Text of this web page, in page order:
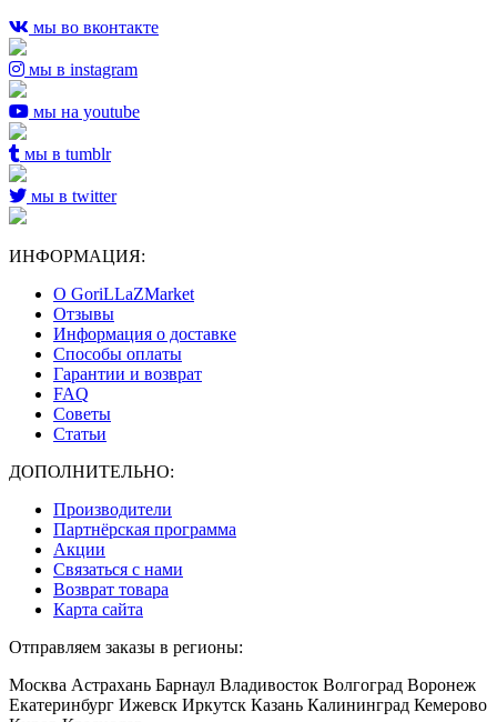
мы во вконтакте
мы в instagram
мы на youtube
мы в tumblr
мы в twitter
ИНФОРМАЦИЯ:
О GoriLLaZMarket
Отзывы
Информация о доставке
Способы оплаты
Гарантии и возврат
FAQ
Советы
Статьи
ДОПОЛНИТЕЛЬНО:
Производители
Партнёрская программа
Акции
Связаться с нами
Возврат товара
Карта сайта
Отправляем заказы в регионы:
Москва Астрахань Барнаул Владивосток Волгоград Воронеж
Екатеринбург Ижевск Иркутск Казань Калининград Кемерово